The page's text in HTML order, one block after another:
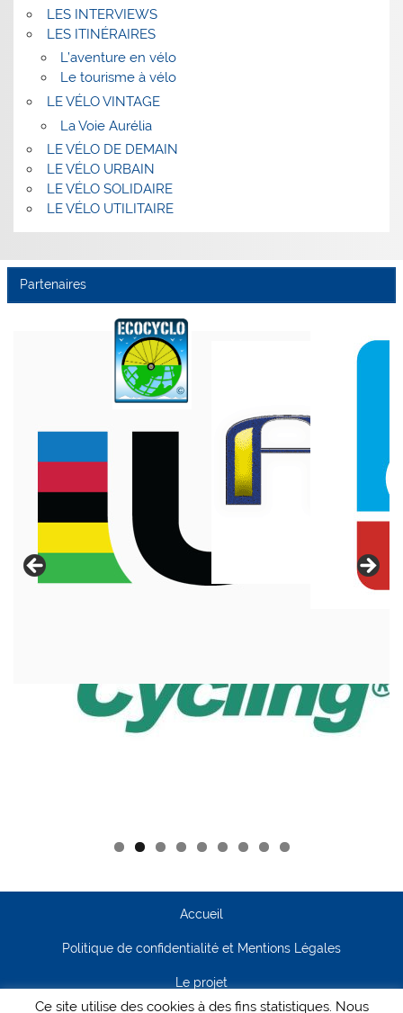
LES INTERVIEWS
LES ITINÉRAIRES
L’aventure en vélo
Le tourisme à vélo
LE VÉLO VINTAGE
La Voie Aurélia
LE VÉLO DE DEMAIN
LE VÉLO URBAIN
LE VÉLO SOLIDAIRE
LE VÉLO UTILITAIRE
Partenaires
Accueil
Politique de confidentialité et Mentions Légales
Le projet
Ce site utilise des cookies à des fins statistiques. Nous